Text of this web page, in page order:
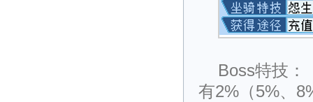
Boss特技：
有2%（5%、